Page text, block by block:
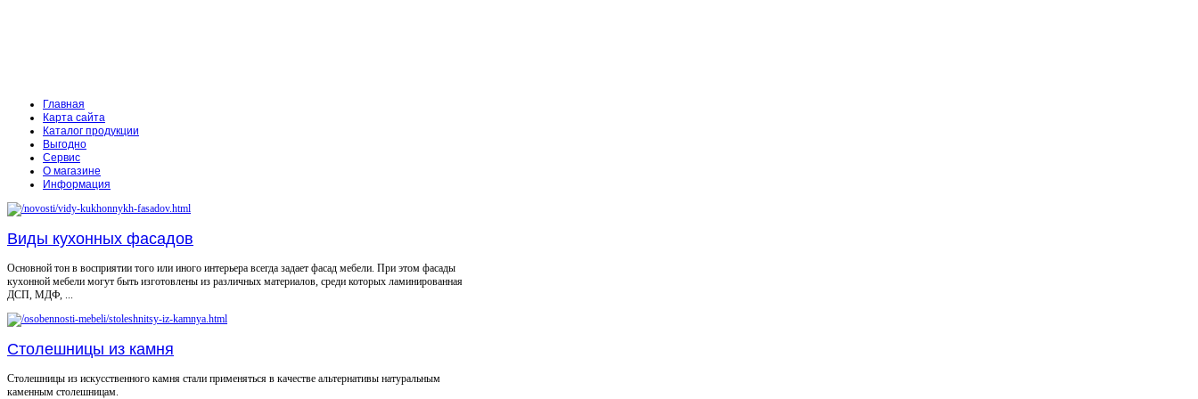
Главная
Карта сайта
Каталог продукции
Выгодно
Сервис
О магазине
Информация
Виды кухонных фасадов
Основной тон в восприятии того или иного интерьера всегда задает фасад мебели. При этом фасады
кухонной мебели могут быть изготовлены из различных материалов, среди которых ламинированная
ДСП, МДФ, ...
Столешницы из камня
Столешницы из искусственного камня стали применяться в качестве альтернативы натуральным
каменным столешницам.